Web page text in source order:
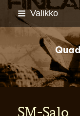
Siirry
sivun
sisältöön
Valikko
SM-Salo